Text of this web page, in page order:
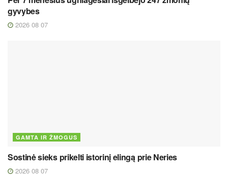
gyvybes
2026 08 07
GAMTA IR ŽMOGUS
Sostinė sieks prikelti istorinį elingą prie Neries
2026 08 07